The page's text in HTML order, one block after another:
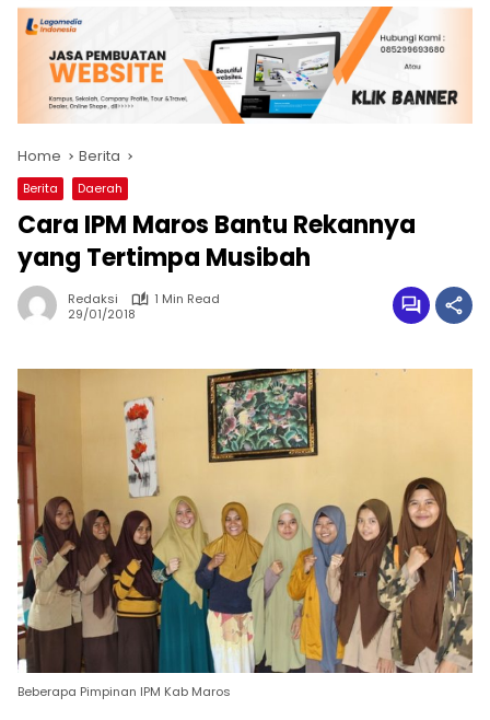
Home Berita
Berita Daerah
Cara IPM Maros Bantu Rekannya
yang Tertimpa Musibah
Redaksi
1 Min Read
29/01/2018
Beberapa Pimpinan IPM Kab Maros